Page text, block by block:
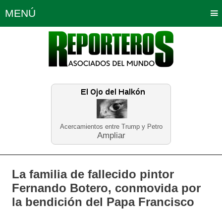
Acercamientos entre Trump y Petro
Ampliar
MENÚ
Política Opinión Bogotá
Planeta Tierra Deportes
Educación Neira
La familia de fallecido pintor
Fernando Botero, conmovida por
la bendición del Papa Francisco